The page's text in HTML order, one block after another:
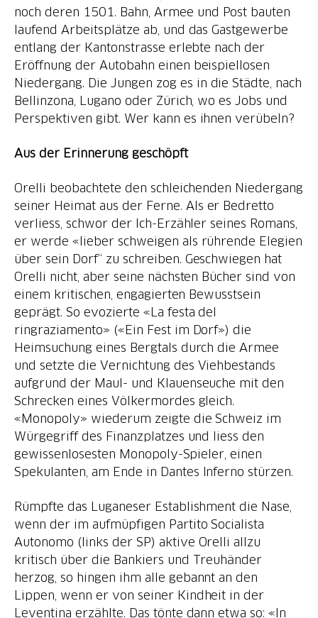
noch deren 1501. Bahn, Armee und Post bauten
laufend Arbeitsplätze ab, und das Gastgewerbe
entlang der Kantonstrasse erlebte nach der
Eröffnung der Autobahn einen beispiellosen
Niedergang. Die Jungen zog es in die Städte, nach
Bellinzona, Lugano oder Zürich, wo es Jobs und
Perspektiven gibt. Wer kann es ihnen verübeln?
Aus der Erinnerung geschöpft
Orelli beobachtete den schleichenden Niedergang
seiner Heimat aus der Ferne. Als er Bedretto
verliess, schwor der Ich-Erzähler seines Romans,
er werde «lieber schweigen als rührende Elegien
über sein Dorf“ zu schreiben. Geschwiegen hat
Orelli nicht, aber seine nächsten Bücher sind von
einem kritischen, engagierten Bewusstsein
geprägt. So evozierte «La festa del
ringraziamento» («Ein Fest im Dorf») die
Heimsuchung eines Bergtals durch die Armee
und setzte die Vernichtung des Viehbestands
aufgrund der Maul- und Klauenseuche mit den
Schrecken eines Völkermordes gleich.
«Monopoly» wiederum zeigte die Schweiz im
Würgegriff des Finanzplatzes und liess den
gewissenlosesten Monopoly-Spieler, einen
Spekulanten, am Ende in Dantes Inferno stürzen.
Rümpfte das Luganeser Establishment die Nase,
wenn der im aufmüpfigen Partito Socialista
Autonomo (links der SP) aktive Orelli allzu
kritisch über die Bankiers und Treuhänder
herzog, so hingen ihm alle gebannt an den
Lippen, wenn er von seiner Kindheit in der
Leventina erzählte. Das tönte dann etwa so: «In